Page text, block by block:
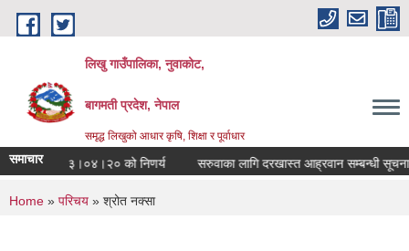
Skip to main content
लिखु गाउँपालिका, नुवाकोट,
बागमती प्रदेश, नेपाल
समृद्ध लिखुको आधार कृषि, शिक्षा र पूर्वाधार
समाचार
मिति २०८३।०४।२० को निणर्य सरुवाका लागि दरखास्त आह्रवान सम्बन्धी सूचना ।
You are here
Home » परिचय » श्रोत नक्सा